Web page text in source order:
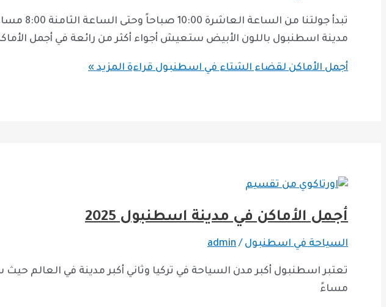
تبدأ
مدينة اسطنبول باللون الأبيض ستعيش أجواء أكثر من رائعة في أجمل
أجمل الأماكن لقضاء الشتاء في اسطنبولقراءة المزيد »
أجمل الأماكن في مدينة اسطنبول 2025
السياحة في اسطنبول /
admin
مساءً